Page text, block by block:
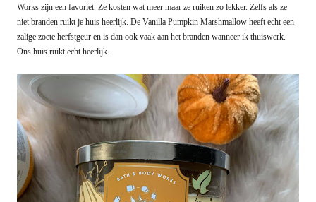
Works zijn een favoriet. Ze kosten wat meer maar ze ruiken zo lekker. Zelfs als ze
niet branden ruikt je huis heerlijk. De Vanilla Pumpkin Marshmallow heeft echt een
zalige zoete herfstgeur en is dan ook vaak aan het branden wanneer ik thuiswerk.
Ons huis ruikt echt heerlijk.